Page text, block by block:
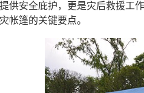
供安全庇护，更是灾后救援工
帐篷的关键要点。